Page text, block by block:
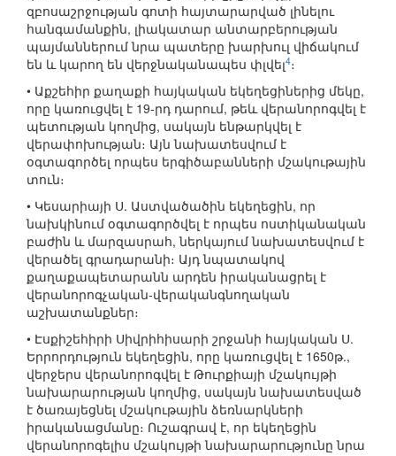
զբոսաշրջության գոտի հայտարարված լինելու
հանգամանքին, լիակատար անտարբերության
պայմաններում նրա պատերը խարխուլ վիճակում
են և կարող են վերջնականապես փլվել4։
• Աքշեհիր քաղաքի հայկական եկեղեցիներից մեկը,
որը կառուցվել է 19-րդ դարում, թեև վերանորոգվել է
պետության կողմից, սակայն ենթարկվել է
վերափոխության։ Այն նախատեսվում է
օգտագործել որպես երգիծաբանների մշակութային
տուն։
• Կեսարիայի Ս. Աստվածածին եկեղեցին, որ
նախկինում օգտագործվել է որպես ոստիկանական
բաժին և մարզասրահ, ներկայում նախատեսվում է
վերածել գրադարանի։ Այդ նպատակով
քաղաքապետարանն արդեն իրականացրել է
վերանորոգչական-վերականգնողական
աշխատանքներ։
• Էսքիշեհիրի Սիվրիհիսարի շրջանի հայկական Ս.
Երրորդություն եկեղեցին, որը կառուցվել է 1650թ.,
վերջերս վերանորոգվել է Թուրքիայի մշակույթի
նախարարության կողմից, սակայն նախատեսված
է ծառայեցնել մշակութային ձեռնարկների
իրականացմանը։ Ուշագրավ է, որ եկեղեցին
վերանորոգելիս մշակույթի նախարարությունը նրա